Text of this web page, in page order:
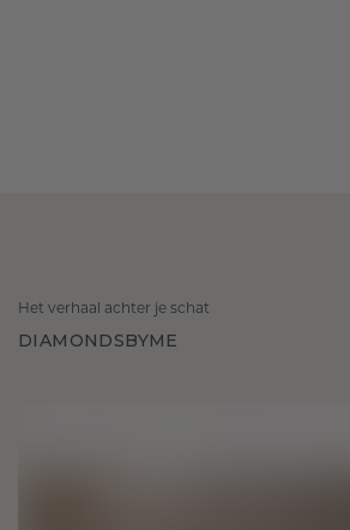
Het verhaal achter je schat
DIAMONDSBYME